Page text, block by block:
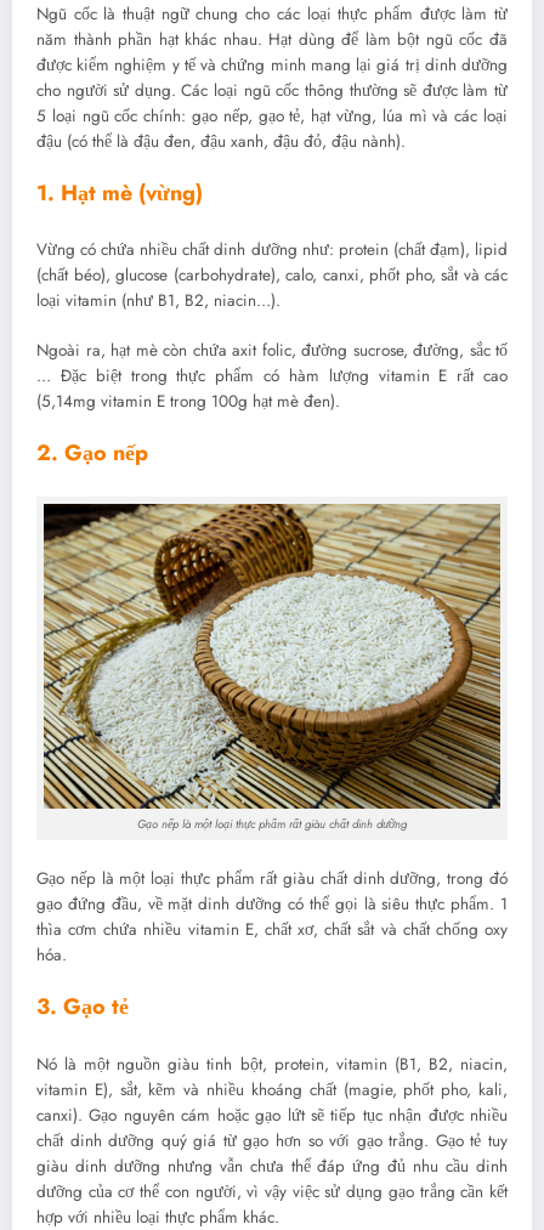
Ngũ cốc là thuật ngữ chung cho các loại thực phẩm được làm từ
năm thành phần hạt khác nhau. Hạt dùng để làm bột ngũ cốc đã
được kiểm nghiệm y tế và chứng minh mang lại giá trị dinh dưỡng
cho người sử dụng. Các loại ngũ cốc thông thường sẽ được làm từ
5 loại ngũ cốc chính: gạo nếp, gạo tẻ, hạt vừng, lúa mì và các loại
đậu (có thể là đậu đen, đậu xanh, đậu đỏ, đậu nành).
1. Hạt mè (vừng)
Vừng có chứa nhiều chất dinh dưỡng như: protein (chất đạm), lipid
(chất béo), glucose (carbohydrate), calo, canxi, phốt pho, sắt và các
loại vitamin (như B1, B2, niacin…).
Ngoài ra, hạt mè còn chứa axit folic, đường sucrose, đường, sắc tố
… Đặc biệt trong thực phẩm có hàm lượng vitamin E rất cao
(5,14mg vitamin E trong 100g hạt mè đen).
2. Gạo nếp
Gạo nếp là một loại thực phẩm rất giàu chất dinh dưỡng
Gạo nếp là một loại thực phẩm rất giàu chất dinh dưỡng, trong đó
gạo đứng đầu, về mặt dinh dưỡng có thể gọi là siêu thực phẩm. 1
thìa cơm chứa nhiều vitamin E, chất xơ, chất sắt và chất chống oxy
hóa.
3. Gạo tẻ
Nó là một nguồn giàu tinh bột, protein, vitamin (B1, B2, niacin,
vitamin E), sắt, kẽm và nhiều khoáng chất (magie, phốt pho, kali,
canxi). Gạo nguyên cám hoặc gạo lứt sẽ tiếp tục nhận được nhiều
chất dinh dưỡng quý giá từ gạo hơn so với gạo trắng. Gạo tẻ tuy
giàu dinh dưỡng nhưng vẫn chưa thể đáp ứng đủ nhu cầu dinh
dưỡng của cơ thể con người, vì vậy việc sử dụng gạo trắng cần kết
hợp với nhiều loại thực phẩm khác.